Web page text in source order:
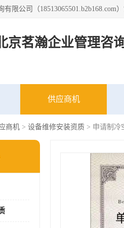
京茗瀚企业管理咨
供应商机
商机 > 设备维修安装资质 > 申请制冷